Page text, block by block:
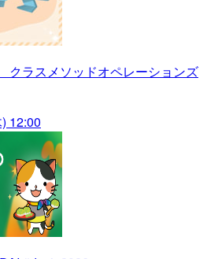
クラスメソッドオペレーションズ
12:00